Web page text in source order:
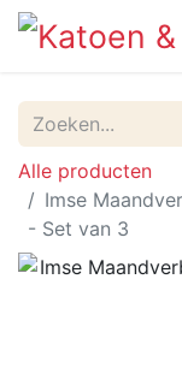
Alle producten
Imse
- Set van 3